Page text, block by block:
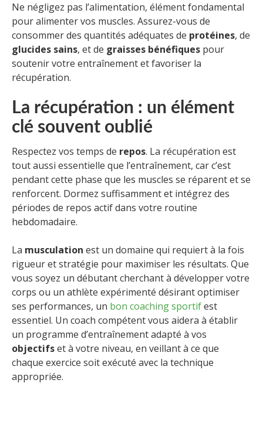
Ne négligez pas l’alimentation, élément fondamental
pour alimenter vos muscles. Assurez-vous de
consommer des quantités adéquates de protéines, de
glucides sains, et de graisses bénéfiques pour
soutenir votre entraînement et favoriser la
récupération.
La récupération : un élément
clé souvent oublié
Respectez vos temps de repos. La récupération est
tout aussi essentielle que l’entraînement, car c’est
pendant cette phase que les muscles se réparent et se
renforcent. Dormez suffisamment et intégrez des
périodes de repos actif dans votre routine
hebdomadaire.
La musculation est un domaine qui requiert à la fois
rigueur et stratégie pour maximiser les résultats. Que
vous soyez un débutant cherchant à développer votre
corps ou un athlète expérimenté désirant optimiser
ses performances, un bon coaching sportifest
essentiel. Un coach compétent vous aidera à établir
un programme d’entraînement adapté à vos
objectifset à votre niveau, en veillant à ce que
chaque exercice soit exécuté avec la technique
appropriée.